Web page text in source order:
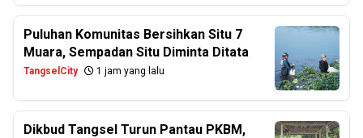
Puluhan Komunitas Bersihkan Situ 7
Muara, Sempadan Situ Diminta Ditata
TangselCity 1 jam yang lalu
Dikbud Tangsel Turun Pantau PKBM,